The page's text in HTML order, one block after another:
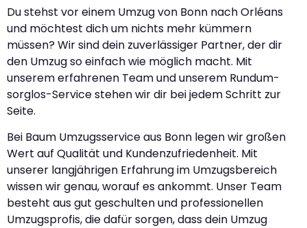
Du stehst vor einem Umzug von Bonn nach Orléans
und möchtest dich um nichts mehr kümmern
müssen? Wir sind dein zuverlässiger Partner, der dir
den Umzug so einfach wie möglich macht. Mit
unserem erfahrenen Team und unserem Rundum-
sorglos-Service stehen wir dir bei jedem Schritt zur
Seite.
Bei Baum Umzugsservice aus Bonn legen wir großen
Wert auf Qualität und Kundenzufriedenheit. Mit
unserer langjährigen Erfahrung im Umzugsbereich
wissen wir genau, worauf es ankommt. Unser Team
besteht aus gut geschulten und professionellen
Umzugsprofis, die dafür sorgen, dass dein Umzug